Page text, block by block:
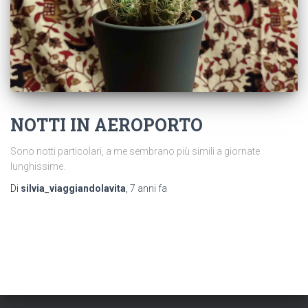
NOTTI IN AEROPORTO
Sono notti particolari, a me sembrano più simili a giornate
lunghissime.
Di silvia_viaggiandolavita 7 anni fa